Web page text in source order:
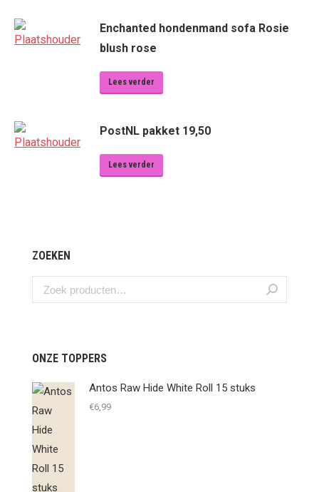
Enchanted hondenmand sofa Rosie
blush rose
Lees verder
PostNL pakket 19,50
Lees verder
ZOEKEN
ONZE TOPPERS
Antos Raw Hide White Roll 15 stuks
€6,99